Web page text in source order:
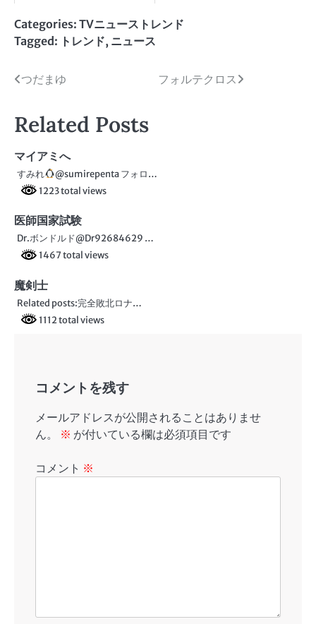
Categories: TVニューストレンド
Tagged: トレンド, ニュース
投
ナ
ビ
ゲ
ー
シ
ョ
ン
つだまゆ フォルテクロス
Related Posts
マイアミへ
すみれ
@sumirepenta フォロ…
1223 total views
医師国家試験
Dr.ボンドルド@Dr92684629 …
1467 total views
魔剣士
Related posts:完全敗北ロナ…
1112 total views
コメントを残す
メールアドレスが公開されることはありませ
ん。
※ が付いている欄は必須項目です
コメント ※